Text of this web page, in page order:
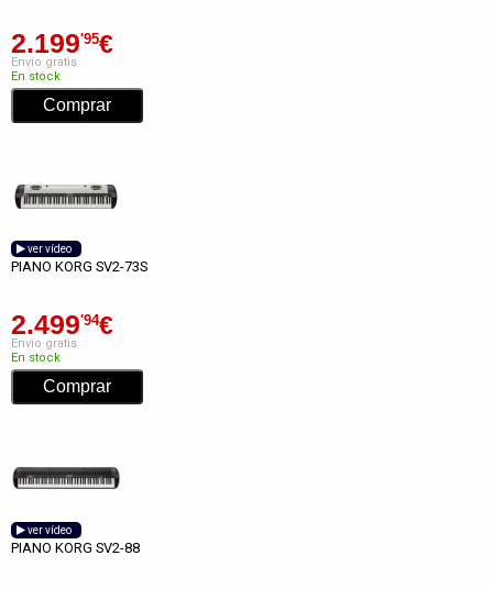
2.199'95€
Envío gratis
En stock
ver vídeo
PIANO KORG SV2-73S
2.499'94€
Envío gratis
En stock
ver vídeo
PIANO KORG SV2-88